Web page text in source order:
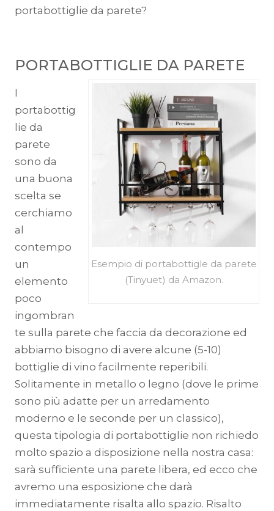
portabottiglie da parete?
PORTABOTTIGLIE DA PARETE
Esempio di portabottigle da parete
(Tinyuet) da Amazon.
I
portabottig
lie da
parete
sono da
una buona
scelta se
cerchiamo
al
contempo
un
elemento
poco
ingombran
te sulla parete che faccia da decorazione ed
abbiamo bisogno di avere alcune (5-10)
bottiglie di vino facilmente reperibili.
Solitamente in metallo o legno (dove le prime
sono più adatte per un arredamento
moderno e le seconde per un classico),
questa tipologia di portabottiglie non richiedo
molto spazio a disposizione nella nostra casa:
sarà sufficiente una parete libera, ed ecco che
avremo una esposizione che darà
immediatamente risalta allo spazio. Risalto